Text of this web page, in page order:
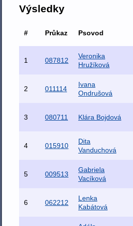
Výsledky
# Průkaz Psovod
1 087812
Veronika
Hružíková
2 011114
Ivana
Ondrušová
3 080711 Klára Bojdová
4 015910
Dita
Vanduchová
5 009513
Gabriela
Vacíková
6 062212
Lenka
Kabátová